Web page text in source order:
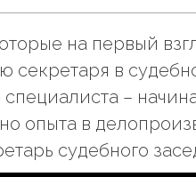
на первый
секретаря в
специалиста –
опыта в
судебного